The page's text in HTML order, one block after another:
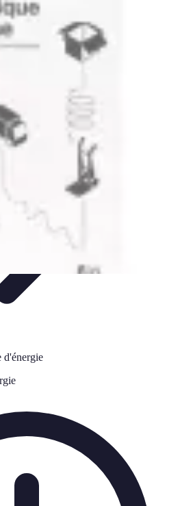
et AlimentationCuisine &
d'énergie